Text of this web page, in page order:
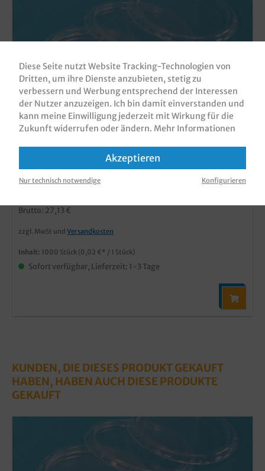
klar rund 70,3mm PP recycelbar 1000St
Produktnummer:DBRD70001
Brutto: 27,13 €
zzgl. MwSt und Versandkosten
Inhalt: 1000 Stück (0,02 €* / 1 Stück)
Sofort verfügbar, Lieferzeit: 1-3 Tage
KUNDEN, DIE DIESES PRODUKT GEKAUFT
HABEN, HABEN AUCH DIESE PRODUKTE
GEKAUFT
Diese Seite nutzt Website Tracking-Technologien von
Dritten, um ihre Dienste anzubieten, stetig zu
verbessern und Werbung entsprechend der Interessen
der Nutzer anzuzeigen. Ich bin damit einverstanden und
kann meine Einwilligung jederzeit mit Wirkung für die
Zukunft widerrufen oder ändern. Mehr Informationen
Akzeptieren
Nur technisch notwendige Konfigurieren